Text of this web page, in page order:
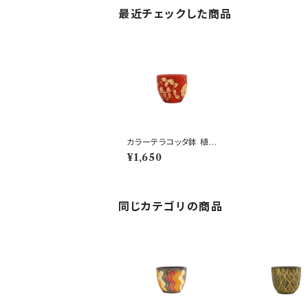
最近チェックした商品
カラーテラコッタ鉢 植木
鉢 レッドSSS 4号 おし
ゃれ
¥1,650
同じカテゴリの商品